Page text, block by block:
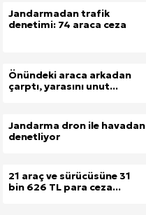
Jandarmadan trafik
denetimi: 74 araca ceza
Önündeki araca arkadan
çarptı, yarasını unut...
Jandarma dron ile havadan
denetliyor
21 araç ve sürücüsüne 31
bin 626 TL para ceza...